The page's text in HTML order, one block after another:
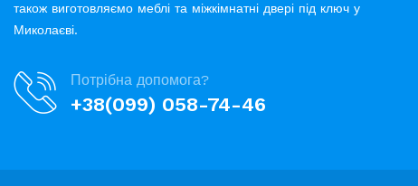
також виготовляємо меблі та міжкімнатні двері під ключ у
Миколаєві.
Потрібна допомога?
+38(099) 058-74-46